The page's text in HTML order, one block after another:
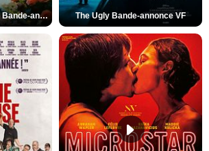
Des Fleurs pour Tokyo Bande-annonce VO STFR The Ugly Bande-annonce VF